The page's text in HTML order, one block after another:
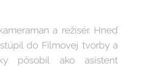
a režisér. Hneď
do Filmovej tvorby a
pôsobil ako asistent